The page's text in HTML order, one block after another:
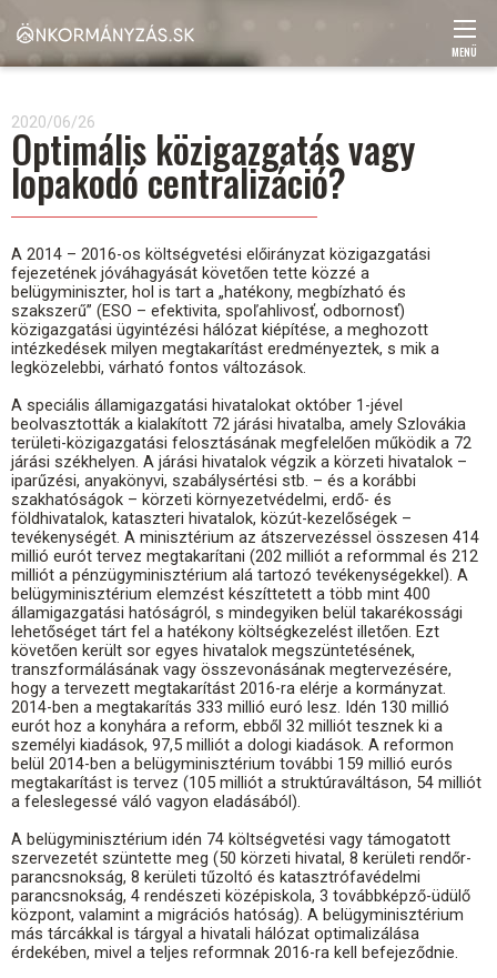
tartalomra
navigation
MENÜ
2020/06/26
Optimális közigazgatás vagy
lopakodó centralizáció?
A 2014 – 2016-os költségvetési előirányzat közigazgatási
fejezetének jóváhagyását követően tette közzé a
belügyminiszter, hol is tart a „hatékony, megbízható és
szakszerű” (ESO – efektivita, spoľahlivosť, odbornosť)
közigazgatási ügyintézési hálózat kiépítése, a meghozott
intézkedések milyen megtakarítást eredményeztek, s mik a
legközelebbi, várható fontos változások.
A speciális államigazgatási hivatalokat október 1-jével
beolvasztották a kialakított 72 járási hivatalba, amely Szlovákia
területi-közigazgatási felosztásának megfelelően működik a 72
járási székhelyen. A járási hivatalok végzik a körzeti hivatalok –
iparűzési, anyakönyvi, szabálysértési stb. – és a korábbi
szakhatóságok – körzeti környezetvédelmi, erdő- és
földhivatalok, kataszteri hivatalok, közút-kezelőségek –
tevékenységét. A minisztérium az átszervezéssel összesen 414
millió eurót tervez megtakarítani (202 milliót a reformmal és 212
milliót a pénzügyminisztérium alá tartozó tevékenységekkel). A
belügyminisztérium elemzést készíttetett a több mint 400
államigazgatási hatóságról, s mindegyiken belül takarékossági
lehetőséget tárt fel a hatékony költségkezelést illetően. Ezt
követően került sor egyes hivatalok megszüntetésének,
transzformálásának vagy összevonásának megtervezésére,
hogy a tervezett megtakarítást 2016-ra elérje a kormányzat.
2014-ben a megtakarítás 333 millió euró lesz. Idén 130 millió
eurót hoz a konyhára a reform, ebből 32 milliót tesznek ki a
személyi kiadások, 97,5 milliót a dologi kiadások. A reformon
belül 2014-ben a belügyminisztérium további 159 millió eurós
megtakarítást is tervez (105 milliót a struktúraváltáson, 54 milliót
a feleslegessé váló vagyon eladásából).
A belügyminisztérium idén 74 költségvetési vagy támogatott
szervezetét szüntette meg (50 körzeti hivatal, 8 kerületi rendőr-
parancsnokság, 8 kerületi tűzoltó és katasztrófavédelmi
parancsnokság, 4 rendészeti középiskola, 3 továbbképző-üdülő
központ, valamint a migrációs hatóság). A belügyminisztérium
más tárcákkal is tárgyal a hivatali hálózat optimalizálása
érdekében, mivel a teljes reformnak 2016-ra kell befejeződnie.